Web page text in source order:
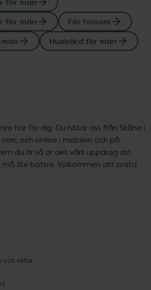
för män
För honom
Hudvård för män
här för dig. Du hittar oss från Skåne i
och online i mobilen och på
du är så är det vårt uppdrag att
lite bättre. Välkommen att prata
och retur